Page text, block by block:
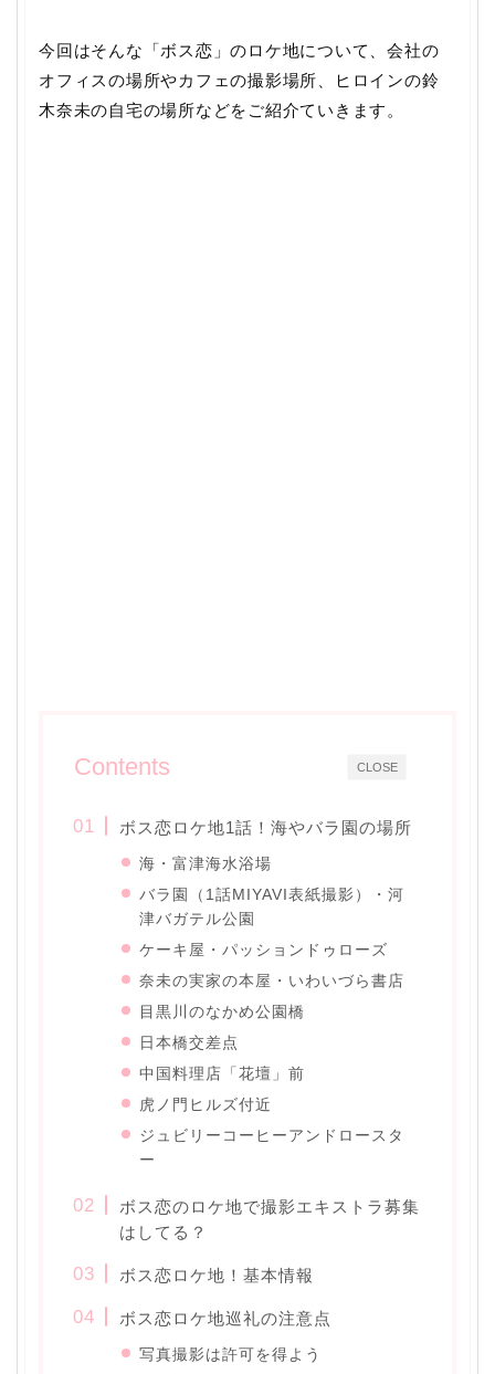
今回はそんな「ボス恋」のロケ地について、会社の
オフィスの場所やカフェの撮影場所、ヒロインの鈴
木奈未の自宅の場所などをご紹介ていきます。
CLOSE
Contents
ボス恋ロケ地1話！海やバラ園の場所
海・富津海水浴場
バラ園（1話MIYAVI表紙撮影）・河
津バガテル公園
ケーキ屋・パッションドゥローズ
奈未の実家の本屋・いわいづら書店
目黒川のなかめ公園橋
日本橋交差点
中国料理店「花壇」前
虎ノ門ヒルズ付近
ジュビリーコーヒーアンドロースタ
ー
ボス恋のロケ地で撮影エキストラ募集
はしてる？
ボス恋ロケ地！基本情報
ボス恋ロケ地巡礼の注意点
写真撮影は許可を得よう